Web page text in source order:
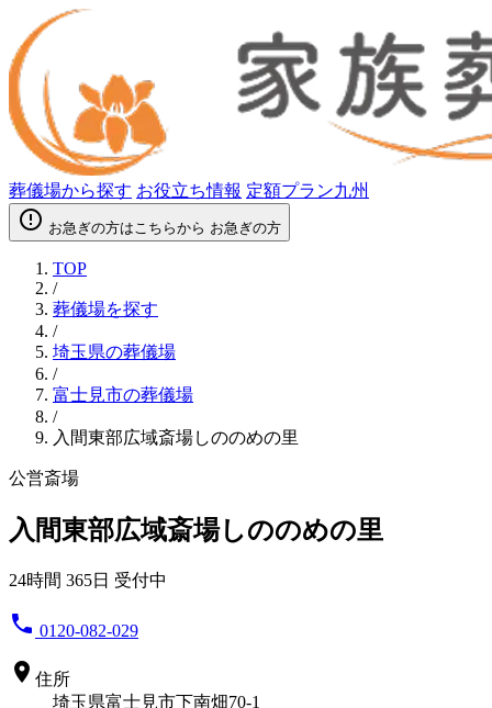
葬儀場から探す お役立ち情報 定額プラン九州
error_outline お急ぎの方はこちらから お急ぎの方
TOP
/
葬儀場を探す
/
埼玉県の葬儀場
/
富士見市の葬儀場
/
入間東部広域斎場しののめの里
公営斎場
入間東部広域斎場しののめの里
24時間 365日 受付中
phone 0120-082-029
location_on 住所
埼玉県富士見市下南畑70-1